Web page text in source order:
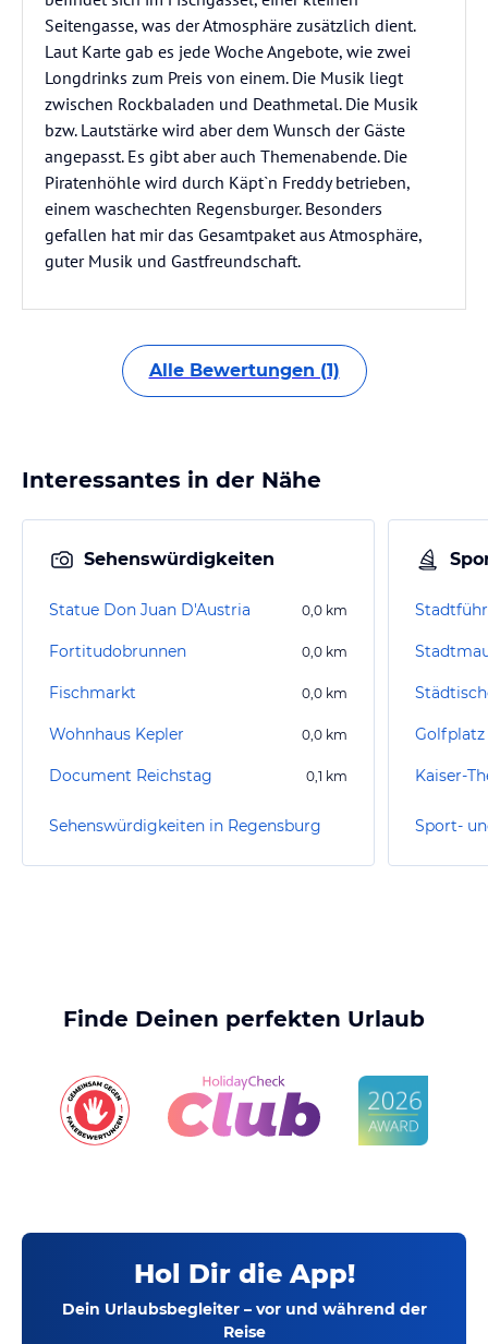
Seitengasse, was der Atmosphäre zusätzlich dient.
Laut Karte gab es jede Woche Angebote, wie zwei
Longdrinks zum Preis von einem. Die Musik liegt
zwischen Rockbaladen und Deathmetal. Die Musik
bzw. Lautstärke wird aber dem Wunsch der Gäste
angepasst. Es gibt aber auch Themenabende. Die
Piratenhöhle wird durch Käpt`n Freddy betrieben,
einem waschechten Regensburger. Besonders
gefallen hat mir das Gesamtpaket aus Atmosphäre,
guter Musik und Gastfreundschaft.
Alle Bewertungen (1)
Interessantes in der Nähe
Sehenswürdigkeiten
Statue Don Juan D'Austria 0,0 km
Fortitudobrunnen 0,0 km
Fischmarkt 0,0 km
Wohnhaus Kepler 0,0 km
Document Reichstag 0,1 km
Sehenswürdigkeiten in Regensburg
Kaiser-
Finde Deinen perfekten Urlaub
Hol Dir die App!
Dein Urlaubsbegleiter – vor und während der
Reise